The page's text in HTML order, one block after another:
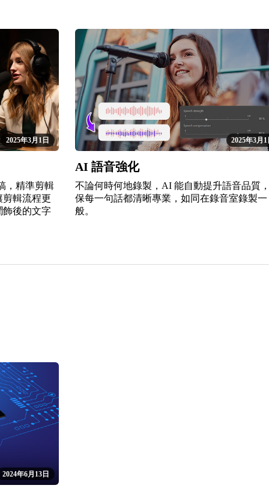
2025年3月1日
，精準剪輯
輯流程更
飾後的文字
2025年3月
AI 語音強化
不論何時何地錄製，AI 能自動提升語音品質
保每一句話都清晰專業，如同在錄音室錄製一
般。
2024年6月13日